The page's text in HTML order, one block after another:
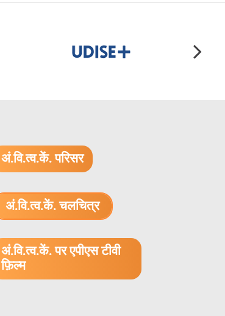
अं.वि.त्व.कें. परिसर
अं.वि.त्व.कें. चलचित्र
अं.वि.त्व.कें. पर एपीएस टीवी
फ़िल्म